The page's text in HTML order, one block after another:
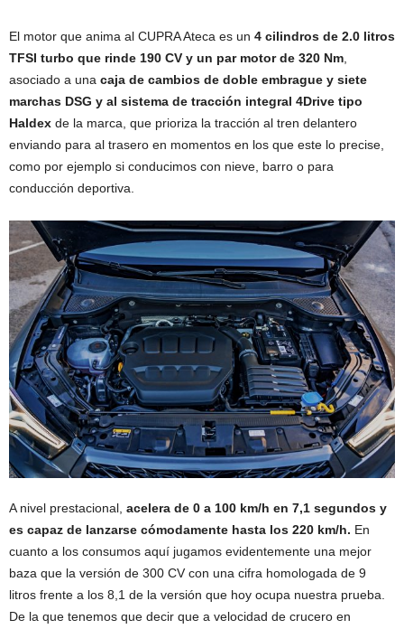
El motor que anima al CUPRA Ateca es un 4 cilindros de 2.0 litros
TFSI turbo que rinde 190 CV y un par motor de 320 Nm
asociado a una caja de cambios de doble embrague y siete
marchas DSG y al sistema de tracción integral 4Drive tipo
Haldex de la marca, que prioriza la tracción al tren delantero
enviando para al trasero en momentos en los que este lo precise,
como por ejemplo si conducimos con nieve, barro o para
conducción deportiva.
A nivel prestacional, acelera de 0 a 100 km/h en 7,1 segundos y
es capaz de lanzarse cómodamente hasta los 220 km/h. En
cuanto a los consumos aquí jugamos evidentemente una mejor
baza que la versión de 300 CV con una cifra homologada de 9
litros frente a los 8,1 de la versión que hoy ocupa nuestra prueba.
De la que tenemos que decir que a velocidad de crucero en